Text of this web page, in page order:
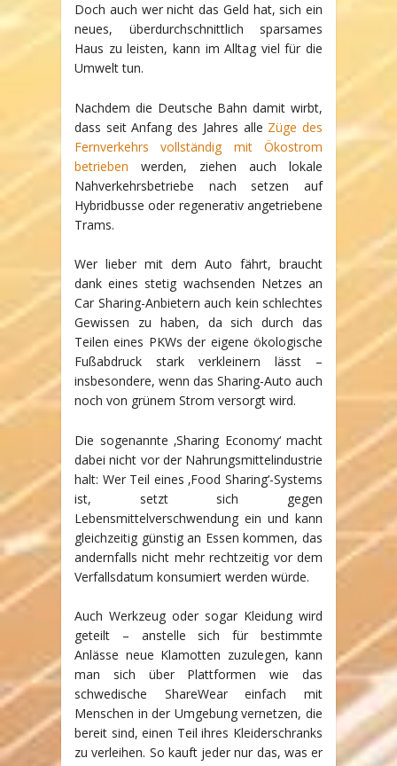
Doch auch wer nicht das Geld hat, sich ein
neues, überdurchschnittlich sparsames
Haus zu leisten, kann im Alltag viel für die
Umwelt tun.
Nachdem die Deutsche Bahn damit wirbt,
dass seit Anfang des Jahres alle Züge des
Fernverkehrs vollständig mit Ökostrom
betrieben werden, ziehen auch lokale
Nahverkehrsbetriebe nach setzen auf
Hybridbusse oder regenerativ angetriebene
Trams.
Wer lieber mit dem Auto fährt, braucht
dank eines stetig wachsenden Netzes an
Car Sharing-Anbietern auch kein schlechtes
Gewissen zu haben, da sich durch das
Teilen eines PKWs der eigene ökologische
Fußabdruck stark verkleinern lässt –
insbesondere, wenn das Sharing-Auto auch
noch von grünem Strom versorgt wird.
Die sogenannte ‚Sharing Economy‘ macht
dabei nicht vor der Nahrungsmittelindustrie
halt: Wer Teil eines ‚Food Sharing‘-Systems
ist, setzt sich gegen
Lebensmittelverschwendung ein und kann
gleichzeitig günstig an Essen kommen, das
andernfalls nicht mehr rechtzeitig vor dem
Verfallsdatum konsumiert werden würde.
Auch Werkzeug oder sogar Kleidung wird
geteilt – anstelle sich für bestimmte
Anlässe neue Klamotten zuzulegen, kann
man sich über Plattformen wie das
schwedische ShareWear einfach mit
Menschen in der Umgebung vernetzen, die
bereit sind, einen Teil ihres Kleiderschranks
zu verleihen. So kauft jeder nur das, was er